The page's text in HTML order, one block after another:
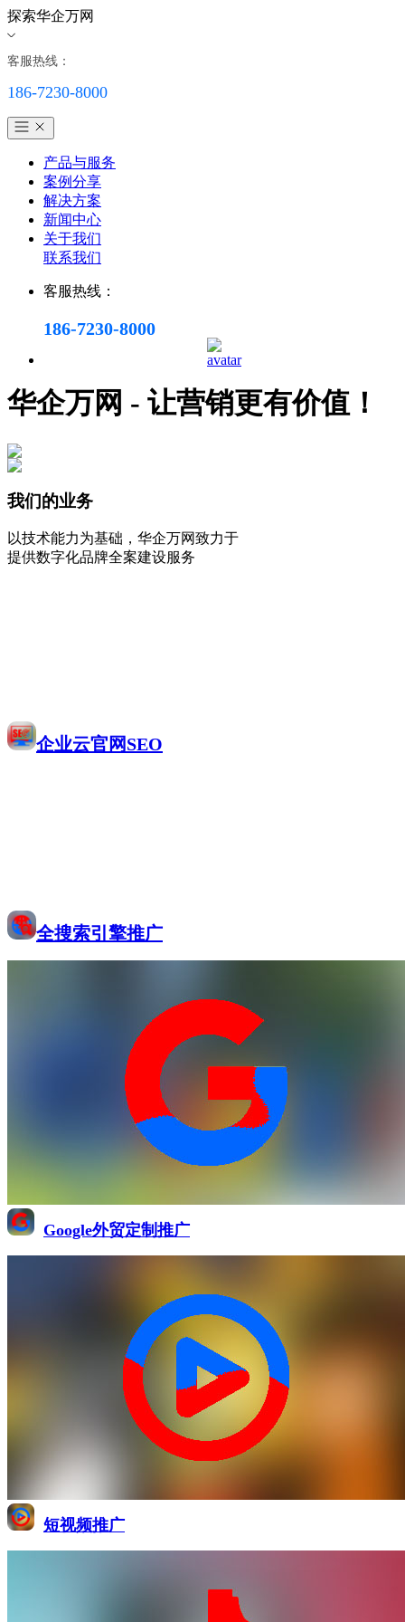
探索华企万网
客服热线：
186-7230-8000
产品与服务
案例分享
解决方案
新闻中心
关于我们
联系我们
客服热线：
186-7230-8000
华企万网 - 让营销更有价值！
我们的业务
以技术能力为基础，华企万网致力于
提供数字化品牌全案建设服务
企业云官网SEO
全搜索引擎推广
Google外贸定制推广
短视频推广